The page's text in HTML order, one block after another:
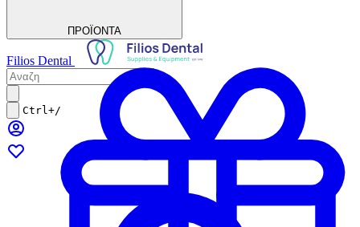
ΠΡΟΪΟΝΤΑ
Filios Dental
Ctrl+/